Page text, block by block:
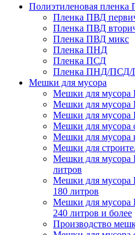
Полиэтиленовая
Пленка ПВД
Пленка ПВД
Пленка ПВД микс
Пленка ПНД
Пленка ПСД
Пленка ПНД/ПСД/
Мешки для мусора
Мешки для мусора
Мешки для мусора
Мешки для мусора
Мешки для мусора
Мешки для мусора
Мешки для
Мешки для
литров
Мешки для
180 литров
Мешки для
240 литров и более
Производство